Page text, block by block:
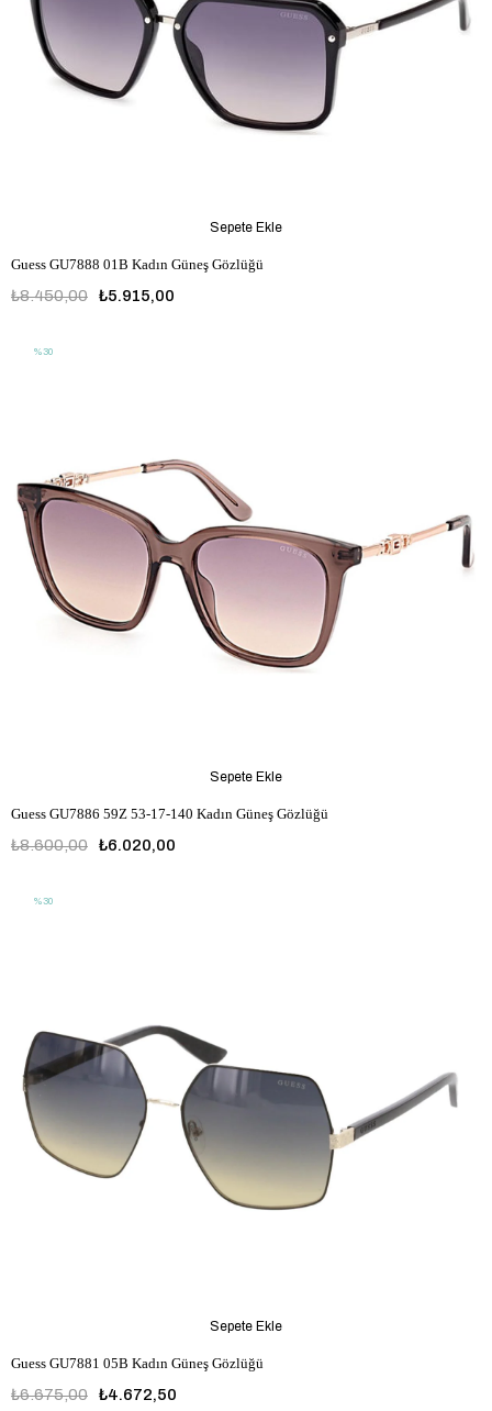
Guess GU7888 01B Kadın Güneş Gözlüğü
₺5.915,00
₺8.450,00
Sepete Ekle
Guess GU7886 59Z 53-17-140 Kadın Güneş Gözlüğü
₺6.020,00
₺8.600,00
Sepete Ekle
%30
Guess GU7881 05B Kadın Güneş Gözlüğü
₺4.672,50
₺6.675,00
Sepete Ekle
%30